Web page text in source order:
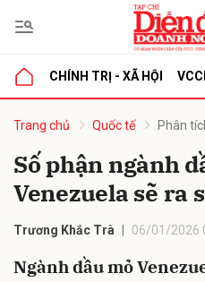
CHÍNH TRỊ - XÃ HỘI VCCI
Trang chủ Quốc tế Phân
Số phận ngành
Venezuela sẽ ra
Trương Khắc Trà 06/01/2026
Ngành dầu mỏ
luận